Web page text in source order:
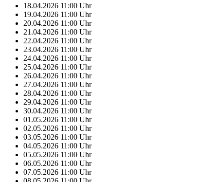
18.04.2026 11:00 Uhr
19.04.2026 11:00 Uhr
20.04.2026 11:00 Uhr
21.04.2026 11:00 Uhr
22.04.2026 11:00 Uhr
23.04.2026 11:00 Uhr
24.04.2026 11:00 Uhr
25.04.2026 11:00 Uhr
26.04.2026 11:00 Uhr
27.04.2026 11:00 Uhr
28.04.2026 11:00 Uhr
29.04.2026 11:00 Uhr
30.04.2026 11:00 Uhr
01.05.2026 11:00 Uhr
02.05.2026 11:00 Uhr
03.05.2026 11:00 Uhr
04.05.2026 11:00 Uhr
05.05.2026 11:00 Uhr
06.05.2026 11:00 Uhr
07.05.2026 11:00 Uhr